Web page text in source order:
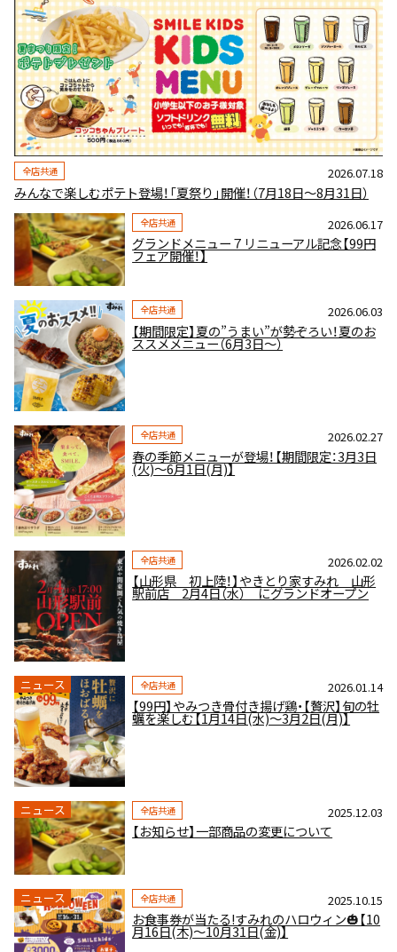
全店共通 2026.07.18
みんなで楽しむポテト登場！「夏祭り」開催！（7月18日～8月31日）
全店共通 2026.06.17
グランドメニュー７リニューアル記念【99円
フェア開催！】
全店共通 2026.06.03
【期間限定】夏の”うまい”が勢ぞろい！夏のお
ススメメニュー（6月3日～）
全店共通 2026.02.27
春の季節メニューが登場！【期間限定：3月3日
(火)～6月1日(月)】
全店共通 2026.02.02
【山形県 初上陸！】やきとり家すみれ 山形
駅前店 2月4日（水） にグランドオープン
ニュース 全店共通 2026.01.14
【99円】やみつき骨付き揚げ鶏・【贅沢】旬の牡
蠣を楽しむ【1月14日(水)～3月2日(月)】
ニュース 全店共通 2025.12.03
【お知らせ】一部商品の変更について
ニュース 全店共通 2025.10.15
お食事券が当たる!すみれのハロウィン🎃【10
月16日(木)～10月31日(金)】